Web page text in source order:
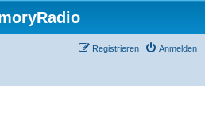
Anmelden
Registrieren